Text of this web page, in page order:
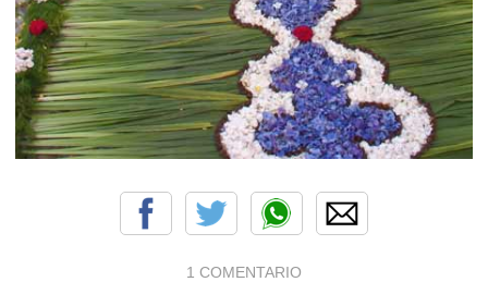
1 COMENTARIO